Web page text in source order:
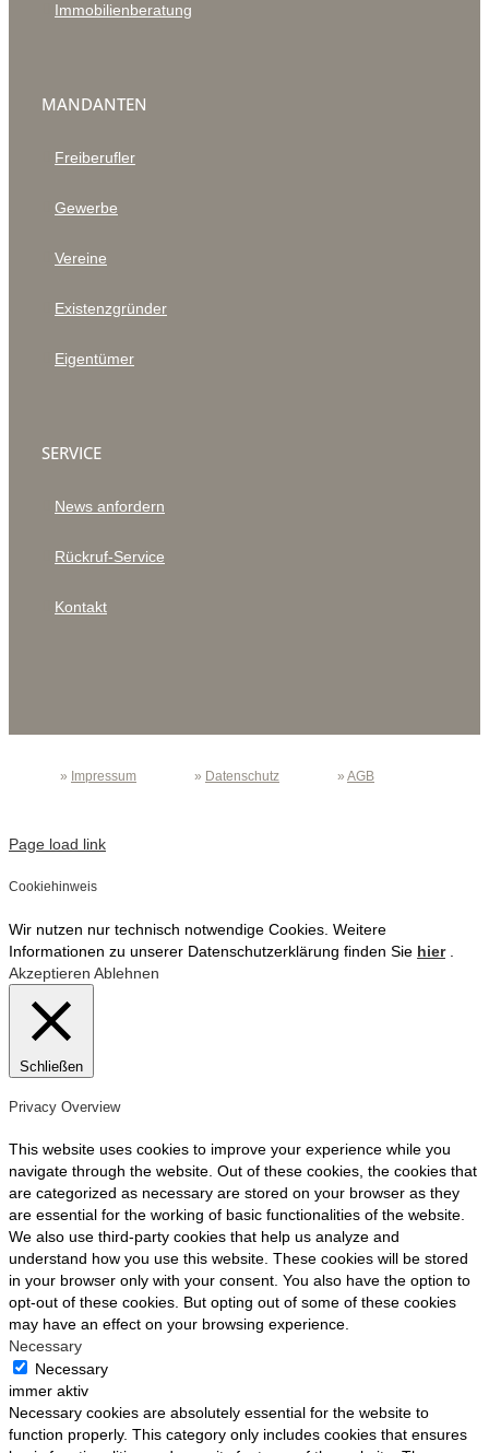
Immobilienberatung
MANDANTEN
Freiberufler
Gewerbe
Vereine
Existenzgründer
Eigentümer
SERVICE
News anfordern
Rückruf-Service
Kontakt
» Impressum » Datenschutz » AGB
Page load link
Cookiehinweis
Wir nutzen nur technisch notwendige Cookies. Weitere
Informationen zu unserer Datenschutzerklärung finden Sie hier
Akzeptieren Ablehnen
Schließen
Privacy Overview
This website uses cookies to improve your experience while you
navigate through the website. Out of these cookies, the cookies that
are categorized as necessary are stored on your browser as they
are essential for the working of basic functionalities of the website.
We also use third-party cookies that help us analyze and
understand how you use this website. These cookies will be stored
in your browser only with your consent. You also have the option to
opt-out of these cookies. But opting out of some of these cookies
may have an effect on your browsing experience.
Necessary
Necessary
immer aktiv
Necessary cookies are absolutely essential for the website to
function properly. This category only includes cookies that ensures